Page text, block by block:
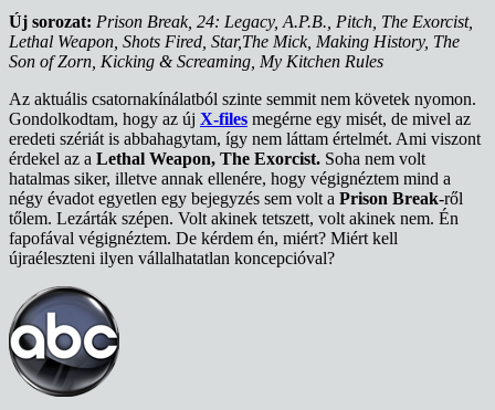
Új sorozat: Prison Break, 24: Legacy, A.P.B., Pitch, The Exorcist,
Lethal Weapon, Shots Fired, Star,The Mick, Making History, The
Son of Zorn, Kicking & Screaming, My Kitchen Rules
Az aktuális csatornakínálatból szinte semmit nem követek nyomon.
Gondolkodtam, hogy az új X-files megérne egy misét, de mivel az
eredeti szériát is abbahagytam, így nem láttam értelmét. Ami viszont
érdekel az a Lethal Weapon, The Exorcist. Soha nem volt
hatalmas siker, illetve annak ellenére, hogy végignéztem mind a
négy évadot egyetlen egy bejegyzés sem volt a Prison Break-ről
tőlem. Lezárták szépen. Volt akinek tetszett, volt akinek nem. Én
fapofával végignéztem. De kérdem én, miért? Miért kell
újraéleszteni ilyen vállalhatatlan koncepcióval?